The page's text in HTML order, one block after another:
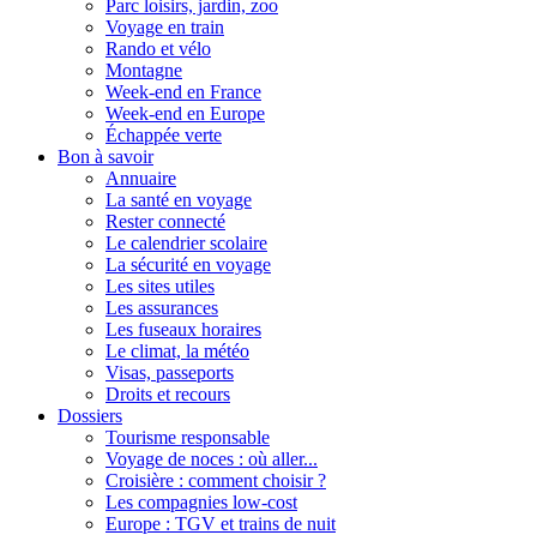
Parc loisirs, jardin, zoo
Voyage en train
Rando et vélo
Montagne
Week-end en France
Week-end en Europe
Échappée verte
Bon à savoir
Annuaire
La santé en voyage
Rester connecté
Le calendrier scolaire
La sécurité en voyage
Les sites utiles
Les assurances
Les fuseaux horaires
Le climat, la météo
Visas, passeports
Droits et recours
Dossiers
Tourisme responsable
Voyage de noces : où aller...
Croisière : comment choisir ?
Les compagnies low-cost
Europe : TGV et trains de nuit